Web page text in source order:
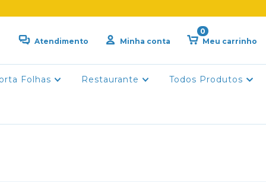
Atendimento Minha conta Meu carrinho
0
Folhas Restaurante Todos Produtos